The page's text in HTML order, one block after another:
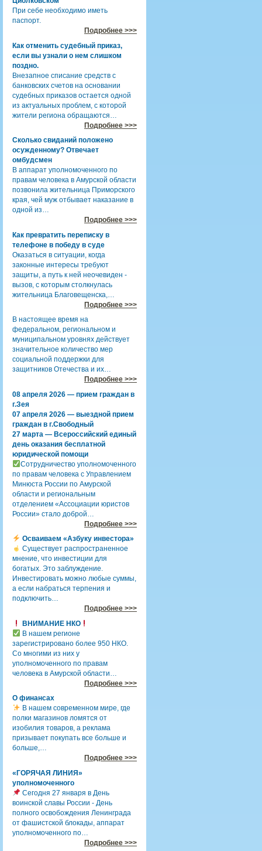
При себе необходимо иметь
паспорт.
Подробнее >>>
Как отменить судебный приказ,
если вы узнали о нем слишком
поздно.
Внезапное списание средств с
банковских счетов на основании
судебных приказов остается одной
из актуальных проблем, с которой
жители региона обращаются…
Подробнее >>>
Сколько свиданий положено
осужденному? Отвечает
омбудсмен
В аппарат уполномоченного по
правам человека в Амурской области
позвонила жительница Приморского
края, чей муж отбывает наказание в
одной из…
Подробнее >>>
Как превратить переписку в
телефоне в победу в суде
Оказаться в ситуации, когда
законные интересы требуют
защиты, а путь к ней неочевиден -
вызов, с которым столкнулась
жительница Благовещенска,…
Подробнее >>>
В настоящее время на
федеральном, региональном и
муниципальном уровнях действует
значительное количество мер
социальной поддержки для
защитников Отечества и их…
Подробнее >>>
08 апреля 2026 — прием граждан в
г.Зея
07 апреля 2026 — выездной прием
граждан в г.Свободный
27 марта — Всероссийский единый
день оказания бесплатной
юридической помощи
Сотрудничество уполномоченного
по правам человека с Управлением
Минюста России по Амурской
области и региональным
отделением «Ассоциации юристов
России» стало доброй…
Подробнее >>>
Осваиваем «Азбуку инвестора»
Существует распространенное
мнение, что инвестиции для
богатых. Это заблуждение.
Инвестировать можно любые суммы,
а если набраться терпения и
подключить…
Подробнее >>>
ВНИМАНИЕ НКО
В нашем регионе
зарегистрировано более 950 НКО.
Со многими из них у
уполномоченного по правам
человека в Амурской области…
Подробнее >>>
О финансах
В нашем современном мире, где
полки магазинов ломятся от
изобилия товаров, а реклама
призывает покупать все больше и
больше,…
Подробнее >>>
«ГОРЯЧАЯ ЛИНИЯ»
уполномоченного
Сегодня 27 января в День
воинской славы России - День
полного освобождения Ленинграда
от фашистской блокады, аппарат
уполномоченного по…
Подробнее >>>